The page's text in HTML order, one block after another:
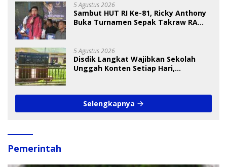
5 Agustus 2026
Sambut HUT RI Ke-81, Ricky Anthony
Buka Turnamen Sepak Takraw RA
5 Agustus 2026
Disdik Langkat Wajibkan Sekolah
Unggah Konten Setiap Hari,
Selengkapnya
Pemerintah